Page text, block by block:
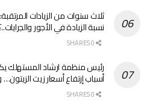
ثلاث سنوات من الزيادات
نسبة الزيادة في الأجور
رئيس منظمة ارشاد المستهلك
أسباب إرتفاع أسعار زيت